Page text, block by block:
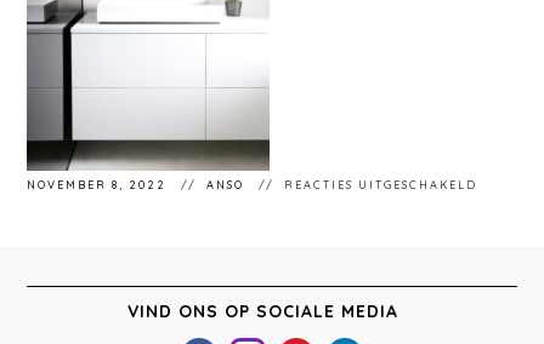
NOVEMBER 8, 2022 ANSO REACTIES UITGESCHAKELD
VIND ONS OP SOCIALE MEDIA